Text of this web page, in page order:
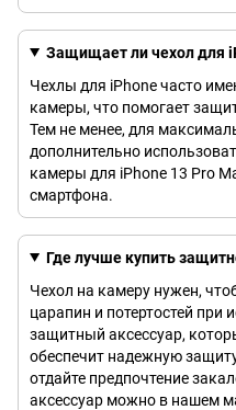
Защищает ли чехол для
Чехлы для iPhone часто
камеры, что помогает
Тем не менее, для
дополнительно
камеры для iPhone 13 Pro
смартфона.
Где лучше купить
Чехол на камеру нужен,
царапин и потертостей при
защитный аксессуар,
обеспечит надежную
отдайте предпочтение
аксессуар можно в нашем